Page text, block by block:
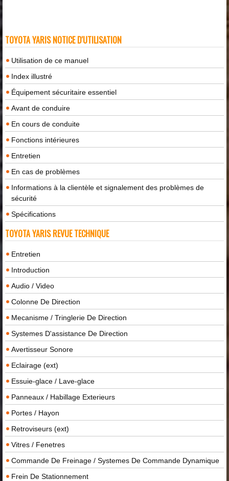
TOYOTA YARIS NOTICE D'UTILISATION
Utilisation de ce manuel
Index illustré
Équipement sécuritaire essentiel
Avant de conduire
En cours de conduite
Fonctions intérieures
Entretien
En cas de problèmes
Informations à la clientèle et signalement des problèmes de
sécurité
Spécifications
TOYOTA YARIS REVUE TECHNIQUE
Entretien
Introduction
Audio / Video
Colonne De Direction
Mecanisme / Tringlerie De Direction
Systemes D'assistance De Direction
Avertisseur Sonore
Eclairage (ext)
Essuie-glace / Lave-glace
Panneaux / Habillage Exterieurs
Portes / Hayon
Retroviseurs (ext)
Vitres / Fenetres
Commande De Freinage / Systemes De Commande Dynamique
Frein De Stationnement